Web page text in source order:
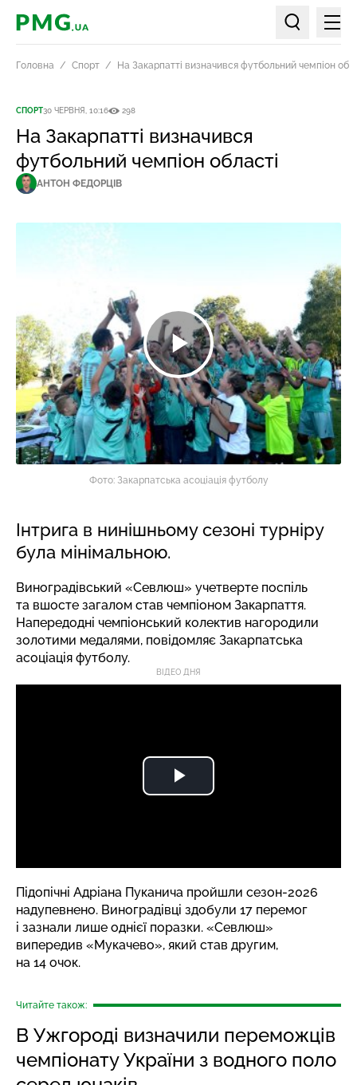
PMG.ua
Пошук по
Головна Спорт На Закарпатті визначився футбольний чемпіон
СПОРТ30 ЧЕРВНЯ, 10:16 298
На Закарпатті визначився
футбольний чемпіон області
АНТОН ФЕДОРЦІВ
Фото: Закарпатська асоціація футболу
Інтрига в нинішньому сезоні турніру
була мінімальною.
Виноградівський «Севлюш» учетверте поспіль
та вшосте загалом став чемпіоном Закарпаття.
Напередодні чемпіонський колектив нагородили
золотими медалями, повідомляє Закарпатська
асоціація футболу.
ВІДЕО ДНЯ
Підопічні Адріана Пуканича пройшли сезон-2026
надупевнено. Виноградівці здобули 17 перемог
і зазнали лише однієї поразки. «Севлюш»
випередив «Мукачево», який став другим,
на 14 очок.
Читайте також:
В Ужгороді визначили переможців
чемпіонату України з водного поло